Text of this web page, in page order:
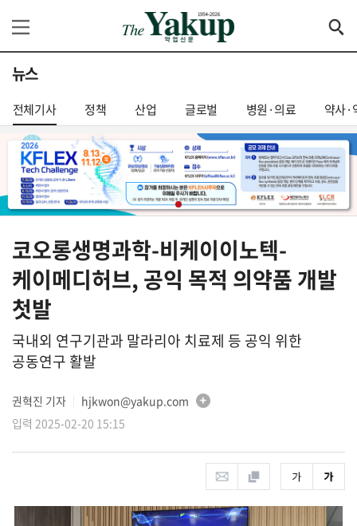
뉴스
전체기사 정책 산업 글로벌 병원·의료 약사·
코오롱생명과학-비케이이노텍-
케이메디허브, 공익 목적 의약품 개발
첫발
국내외 연구기관과 말라리아 치료제 등 공익 위한
공동연구 활발
권혁진 기자
hjkwon@yakup.com
입력 2025-02-20 15:15